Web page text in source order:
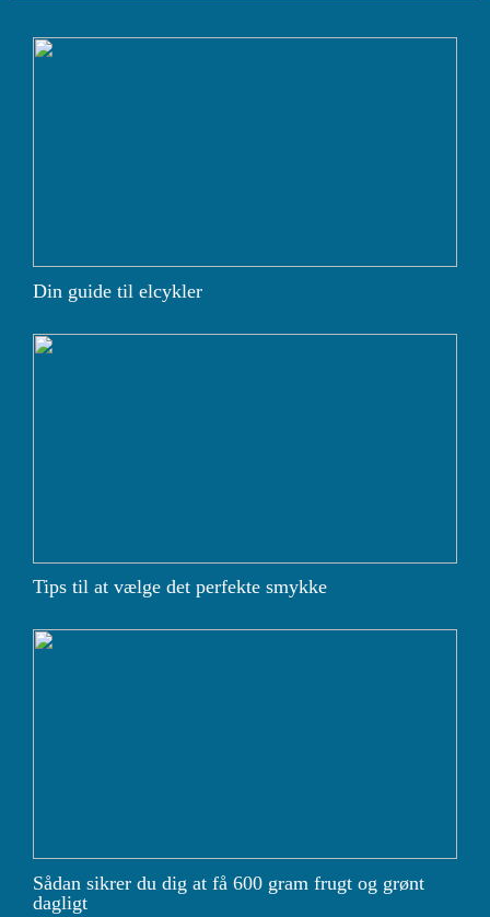
Din guide til elcykler
Tips til at vælge det perfekte smykke
Sådan sikrer du dig at få 600 gram frugt og grønt
dagligt